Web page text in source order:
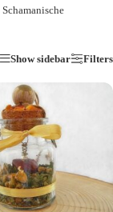
Schamanische
Show sidebar Filters